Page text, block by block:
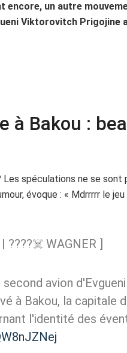
encore, un autre
Viktorovitch Prigojine
à Bakou :
Les spéculations ne se
évoque : « Mdrrrrr le
| ????‍☠️ WAGNER ]
second avion
à Bakou, la capitale
l'identité des